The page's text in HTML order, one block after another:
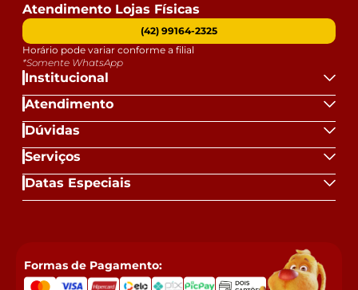
Institucional
Atendimento
Dúvidas
Serviços
Datas Especiais
Atendimento Lojas Físicas
(42) 99164-2325
Horário pode variar conforme a filial
*Somente WhatsApp
Formas de Pagamento: